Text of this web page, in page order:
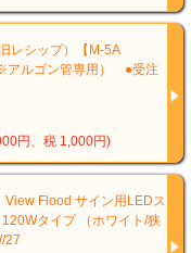
レシップ）【M-5A
アルゴン管専用） ●受注
円、税 1,000円)
View Flood サイン用LEDス
タイプ （ホワイト/狭
27